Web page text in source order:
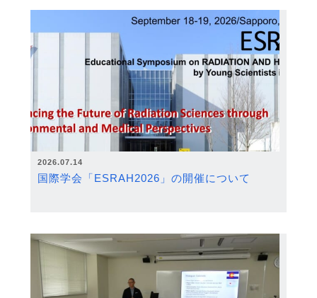
2026.07.14
国際学会「ESRAH2026」の開催について